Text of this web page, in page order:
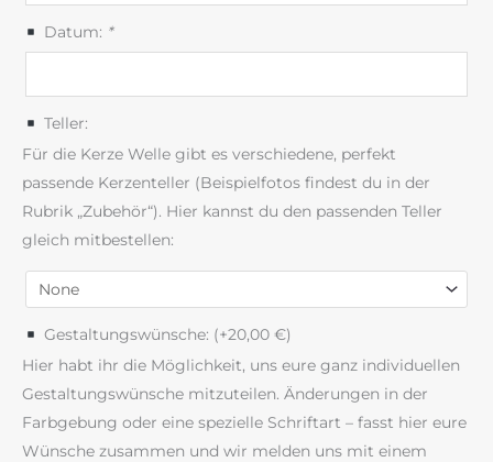
Datum: *
Teller:
Für die Kerze Welle gibt es verschiedene, perfekt
passende Kerzenteller (Beispielfotos findest du in der
Rubrik „Zubehör“). Hier kannst du den passenden Teller
gleich mitbestellen:
Gestaltungswünsche: (+20,00 €)
Hier habt ihr die Möglichkeit, uns eure ganz individuellen
Gestaltungswünsche mitzuteilen. Änderungen in der
Farbgebung oder eine spezielle Schriftart – fasst hier eure
Wünsche zusammen und wir melden uns mit einem